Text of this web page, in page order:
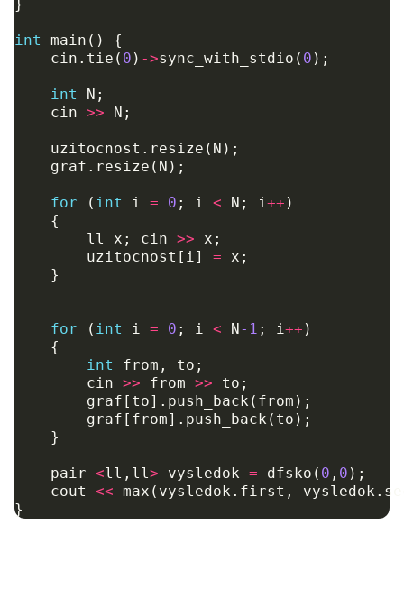
}
int main ()
{
cin . tie ( 0 ) ->sync_with_stdio ( 0 );
int N ;
cin >> N ;
uzitocnost . resize ( N );
graf . resize ( N );
for ( int i = 0 ; i < N ; i++ )
{
ll
x ; cin >> x ;
uzitocnost [ i] = x ;
}
for ( int i = 0 ; i < N-1 ; i++ )
{
int
from , to ;
cin >> from >> to ;
graf [ to]. push_back ( from );
graf [ from]. push_back ( to );
}
pair <ll , ll> vysledok = dfsko ( 0 , 0 );
cout
<< max ( vysledok . first , vysledok .
}